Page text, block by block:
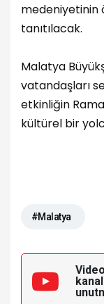
medeniyetinin
tanıtılacak.
Malatya
vatandaşları
etkinliğin
kültürel bir
#Malatya